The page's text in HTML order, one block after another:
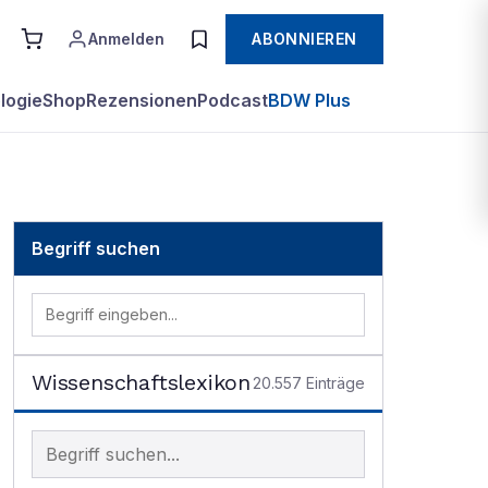
Anmelden ABONNIEREN
ShopRezensionenPodcastBDW Plus
Begriff suchen
Wissenschaftslexikon 20.557 Einträge
Begriff im Lexikon suchen